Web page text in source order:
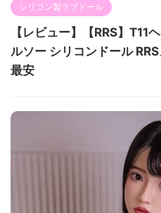
シリコン製ラブドール
【レビュー】【RRS】
ルソー シリコンドール
最安